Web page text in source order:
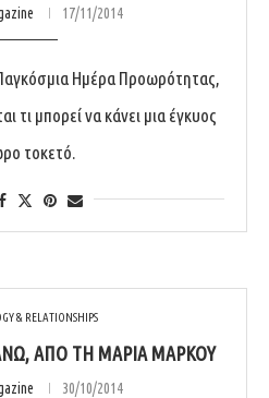
17/11/2014
Ημέρα Προωρότητας,
τι μπορεί να κάνει μια έγκυος
τοκετό.
& RELATIONSHIPS
ΑΠΌ ΤΗ ΜΑΡΊΑ ΜΆΡΚΟΥ
30/10/2014